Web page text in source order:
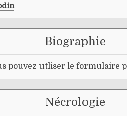
Biographie
pouvez utliser le formulaire
Nécrologie